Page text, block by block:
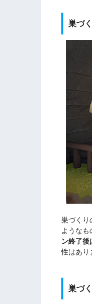
巣づ
巣づくり
ようなも
ン終了
性はあり
巣づ